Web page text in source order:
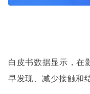
白皮书数据显示，在
早发现、减少接触和